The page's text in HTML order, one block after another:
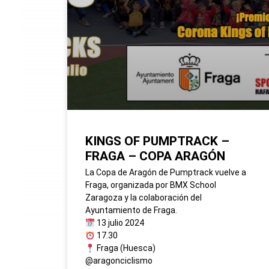
KINGS OF PUMPTRACK –
FRAGA – COPA ARAGÓN
La Copa de Aragón de Pumptrack vuelve a
Fraga, organizada por BMX School
Zaragoza y la colaboración del
Ayuntamiento de Fraga.
13 julio 2024
17.30
Fraga (Huesca)
@aragonciclismo